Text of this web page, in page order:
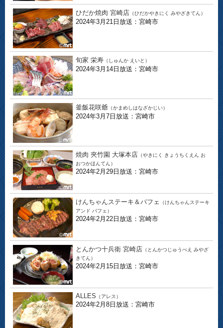
ひだか焼肉 宮崎店 （ひだかやきにく みやざきてん）
2024年3月21日放送：宮崎市
旬家 栄寿 （しゅんか えいと）
2024年3月14日放送：宮崎市
釜飯花咲爺 （かまめしはなざかじい）
2024年3月7日放送：宮崎市
焼肉 夾竹園 大塚本店 （やきにく きょうちくえん お
おつかほんてん）
2024年2月29日放送：宮崎市
けんちゃんステーキ＆パフェ
（けんちゃんステーキ
アンド パフェ）
2024年2月22日放送：宮崎市
とんかつ十兵衛 宮崎店 （とんかつじゅうべえ みやざ
きてん）
2024年2月15日放送：宮崎市
ALLES （アレス）
2024年2月8日放送：宮崎市